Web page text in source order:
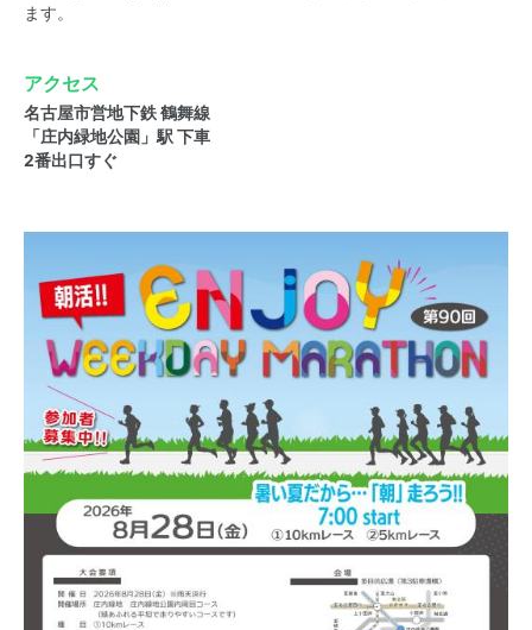
ます。
アクセス
名古屋市営地下鉄 鶴舞線
「庄内緑地公園」駅 下車
2番出口すぐ